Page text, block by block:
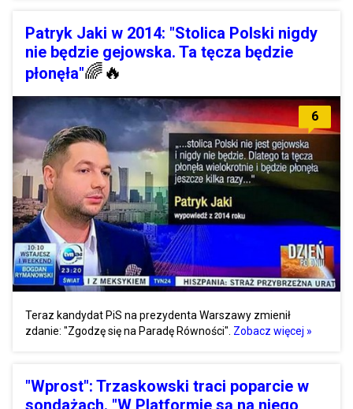
Patryk Jaki w 2014: "Stolica Polski nigdy
nie będzie gejowska. Ta tęcza będzie
płonęła"🌈🔥
6
Teraz kandydat PiS na prezydenta Warszawy zmienił
zdanie: "Zgodzę się na Paradę Równości". Zobacz więcej »
"Wprost": Trzaskowski traci poparcie w